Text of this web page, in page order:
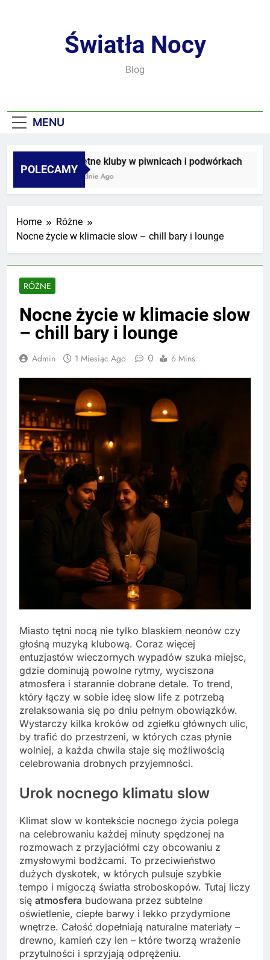
Światła Nocy
Blog
MENU
POLECAMY
Sekretne kluby w piwnicach i podwórkach
3 Tygodnie Ago
Home
Różne
Nocne życie w klimacie slow – chill bary i lounge
RÓŻNE
Nocne życie w klimacie slow
– chill bary i lounge
Admin 1 Miesiąc Ago 0 6 Mins
Miasto tętni nocą nie tylko blaskiem neonów czy
głośną muzyką klubową. Coraz więcej
entuzjastów wieczornych wypadów szuka miejsc,
gdzie dominują powolne rytmy, wyciszona
atmosfera i starannie dobrane detale. To trend,
który łączy w sobie ideę slow life z potrzebą
zrelaksowania się po dniu pełnym obowiązków.
Wystarczy kilka kroków od zgiełku głównych ulic,
by trafić do przestrzeni, w których czas płynie
wolniej, a każda chwila staje się możliwością
celebrowania drobnych przyjemności.
Urok nocnego klimatu slow
Klimat slow w kontekście nocnego życia polega
na celebrowaniu każdej minuty spędzonej na
rozmowach z przyjaciółmi czy obcowaniu z
zmysłowymi bodźcami. To przeciwieństwo
dużych dyskotek, w których pulsuje szybkie
tempo i migoczą światła stroboskopów. Tutaj liczy
się atmosfera budowana przez subtelne
oświetlenie, ciepłe barwy i lekko przydymione
wnętrze. Całość dopełniają naturalne materiały –
drewno, kamień czy len – które tworzą wrażenie
przytulności i sprzyjają odprężeniu.